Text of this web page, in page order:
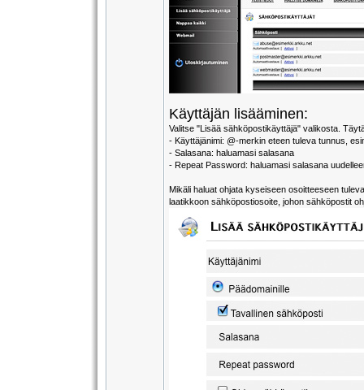
Käyttäjän lisääminen:
Valitse "Lisää sähköpostikäyttäjä" valikosta.
- Käyttäjänimi: @-merkin eteen tuleva tunnus,
- Salasana: haluamasi salasana
- Repeat Password: haluamasi salasana
Mikäli haluat ohjata kyseiseen osoitteeseen
laatikkoon sähköpostiosoite, johon sähköpostit